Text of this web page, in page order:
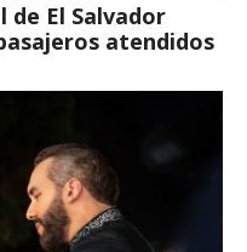
El Salvador
atendidos